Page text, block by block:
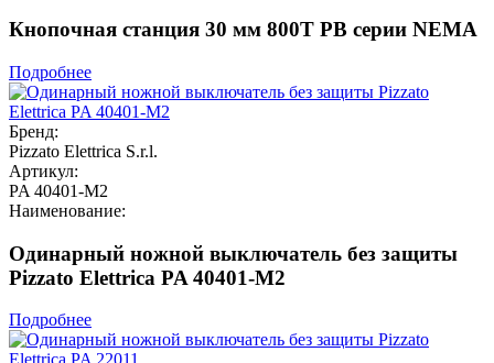
Кнопочная станция 30 мм 800T PB серии NEMA
Подробнее
Бренд:
Pizzato Elettrica S.r.l.
Артикул:
PA 40401-M2
Наименование:
Одинарный ножной выключатель без защиты
Pizzato Elettrica PA 40401-M2
Подробнее